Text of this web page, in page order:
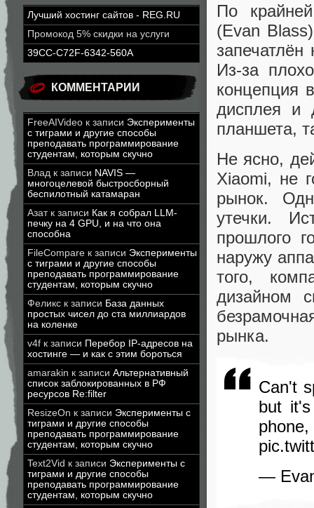
Лучший хостинг сайтов - REG.RU
Промокод 5% скидки на услуги
39CC-C72F-6342-560A
КОММЕНТАРИИ
FreeAIVideo к записи Эксперименты
с тиграми и другие способы
преподавать программирование
студентам, которым скучно
Влад к записи NAVIS —
многоцелевой быстросборный
беспилотный катамаран
Азатк записи Как я собрал LLM-
печку на 4 GPU, и на что она
способна
FileCompare к записи Эксперименты
с тиграми и другие способы
преподавать программирование
студентам, которым скучно
Феликс к записи База данных
простых чисел до ста миллиардов
на коленке
v4f к записи Перебор IP-адресов на
хостинге — и как с этим бороться
amarakin к записи Альтернативный
список заблокированных в РФ
ресурсов Re:filter
ResizeOn к записи Эксперименты с
тиграми и другие способы
преподавать программирование
студентам, которым скучно
Text2Vid к записи Эксперименты с
тиграми и другие способы
преподавать программирование
студентам, которым скучно
По
(Evan
Из-за
концепция
дисплея и
планшета,
Не ясно,
Xiaomi, не
рынок.
утечки.
прошлого
наружу
того,
дизайном
рынка.
Can't
but
—